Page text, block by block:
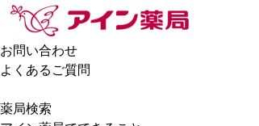
お問い合わせ
よくあるご質問
薬局検索